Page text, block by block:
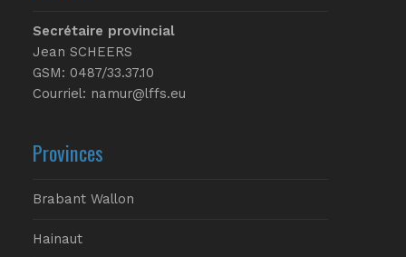
Secrétaire provincial
Jean SCHEERS
GSM: 0487/33.37.10
Courriel: namur@lffs.eu
Provinces
Brabant Wallon
Hainaut